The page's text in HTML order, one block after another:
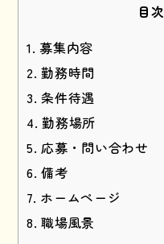
目次
募集内容
勤務時間
条件待遇
勤務場所
応募・問い合わせ
備考
ホームページ
職場風景